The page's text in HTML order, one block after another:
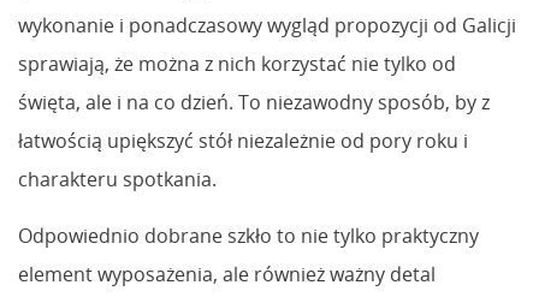
wykonanie i ponadczasowy wygląd propozycji od Galicji
sprawiają, że można z nich korzystać nie tylko od
święta, ale i na co dzień. To niezawodny sposób, by z
łatwością upiększyć stół niezależnie od pory roku i
charakteru spotkania.
Odpowiednio dobrane szkło to nie tylko praktyczny
element wyposażenia, ale również ważny detal